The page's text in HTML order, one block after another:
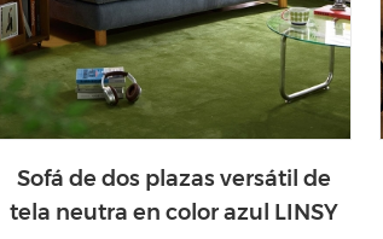
Sofá de dos plazas versátil de
tela neutra en color azul LINSY